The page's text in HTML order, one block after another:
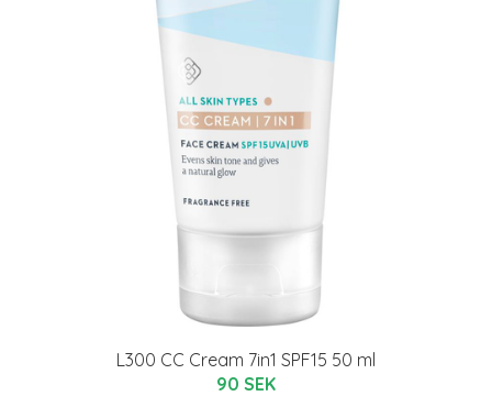
L300 CC Cream 7in1 SPF15 50 ml
90 SEK